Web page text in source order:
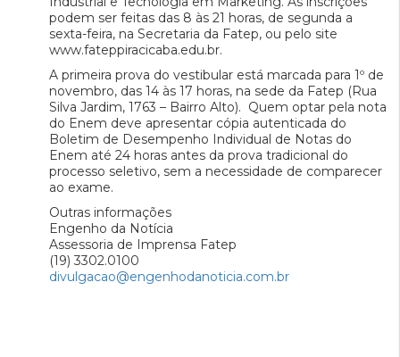
podem ser feitas das 8 às 21 horas, de segunda a
sexta-feira, na Secretaria da Fatep, ou pelo site
www.fateppiracicaba.edu.br.
A primeira prova do vestibular está marcada para 1º de
novembro, das 14 às 17 horas, na sede da Fatep (Rua
Silva Jardim, 1763 – Bairro Alto). Quem optar pela nota
do Enem deve apresentar cópia autenticada do
Boletim de Desempenho Individual de Notas do
Enem até 24 horas antes da prova tradicional do
processo seletivo, sem a necessidade de comparecer
ao exame.
Outras informações
Engenho da Notícia
Assessoria de Imprensa Fatep
(19) 3302.0100
divulgacao@engenhodanoticia.com.br